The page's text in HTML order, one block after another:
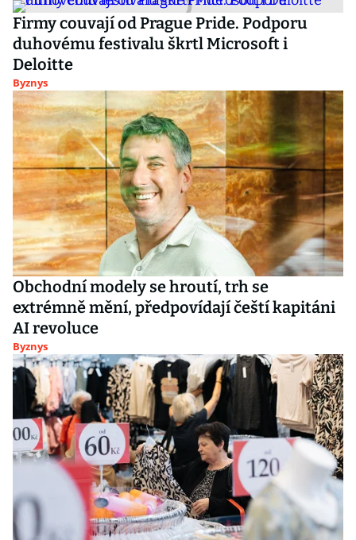
Firmy couvají od Prague Pride. Podporu
duhovému festivalu škrtl Microsoft i
Deloitte
Byznys
Obchodní modely se hroutí, trh se
extrémně mění, předpovídají čeští kapitáni
AI revoluce
Byznys